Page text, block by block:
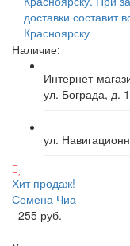
доставки составит
Красноярску
Наличие:
Интернет-
ул. Бограда, д.
ул.
Хит продаж!
Семена Чиа
255 руб.